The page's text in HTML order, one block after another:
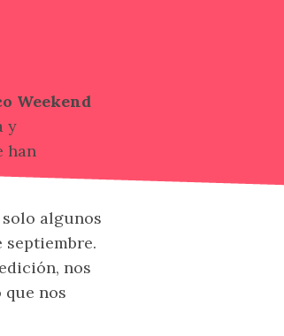
Weekend
y
han
algunos
septiembre.
nos
nos